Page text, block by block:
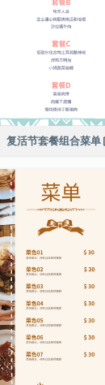
复活节套餐组合菜单